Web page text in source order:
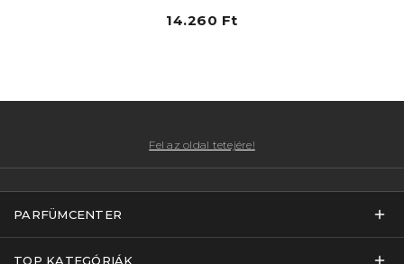
14.260 Ft
Fel az oldal tetejére!
PARFÜMCENTER
TOP KATEGÓRIÁK